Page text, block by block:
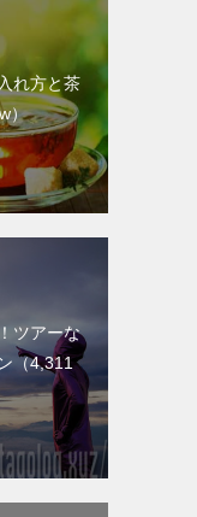
れ方と茶
）
ツアーな
（4,311